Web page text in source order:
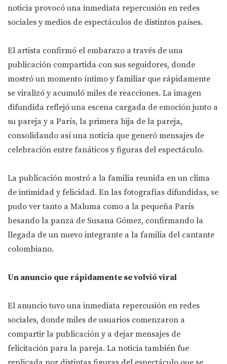
noticia provocó una inmediata repercusión en redes
sociales y medios de espectáculos de distintos países.
El artista confirmó el embarazo a través de una
publicación compartida con sus seguidores, donde
mostró un momento íntimo y familiar que rápidamente
se viralizó y acumuló miles de reacciones. La imagen
difundida reflejó una escena cargada de emoción junto a
su pareja y a París, la primera hija de la pareja,
consolidando así una noticia que generó mensajes de
celebración entre fanáticos y figuras del espectáculo.
La publicación mostró a la familia reunida en un clima
de intimidad y felicidad. En las fotografías difundidas, se
pudo ver tanto a Maluma como a la pequeña París
besando la panza de Susana Gómez, confirmando la
llegada de un nuevo integrante a la familia del cantante
colombiano.
Un anuncio que rápidamente se volvió viral
El anuncio tuvo una inmediata repercusión en redes
sociales, donde miles de usuarios comenzaron a
compartir la publicación y a dejar mensajes de
felicitación para la pareja. La noticia también fue